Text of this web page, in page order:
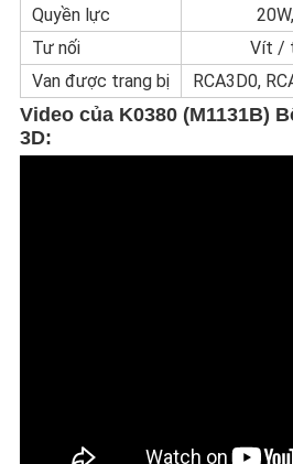
Quyền lực
Tư nối
Vít /
Van được trang bị
RCA3D0,
Video của K0380 (M1131B)
3D: